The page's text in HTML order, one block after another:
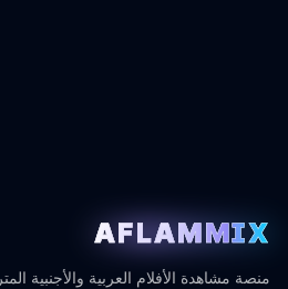
AFLAMMIX
منصة مشاهدة الأفلام العربية والأجنبية